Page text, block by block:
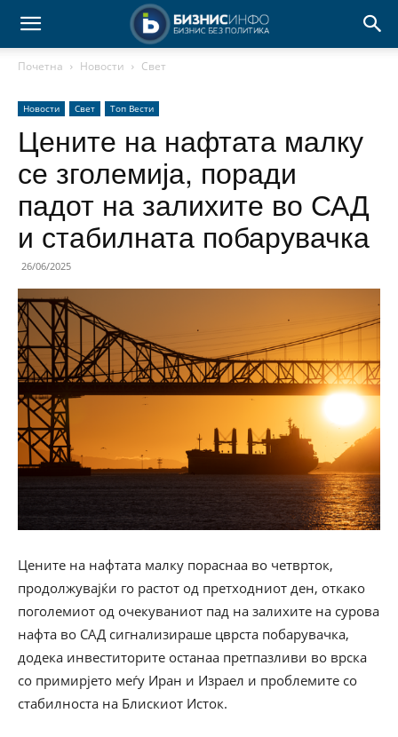
Почетна Новости Свет
Новости Свет Топ Вести
Цените на нафтата малку
се зголемија, поради
падот на залихите во САД
и стабилната побарувачка
26/06/2025
Цените на нафтата малку пораснаа во четврток,
продолжувајќи го растот од претходниот ден, откако
поголемиот од очекуваниот пад на залихите на сурова
нафта во САД сигнализираше цврста побарувачка,
додека инвеститорите останаа претпазливи во врска
со примирјето меѓу Иран и Израел и проблемите со
стабилноста на Блискиот Исток.